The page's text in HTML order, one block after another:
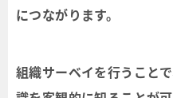
につながります。
組織サーベイを行うこと